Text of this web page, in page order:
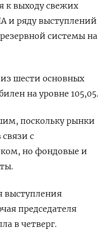
к выходу свежих
и ряду выступлений
системы на
шести основных
на уровне 105,05​.
поскольку рынки
с
но фондовые и
выступления
председателя
в четверг.